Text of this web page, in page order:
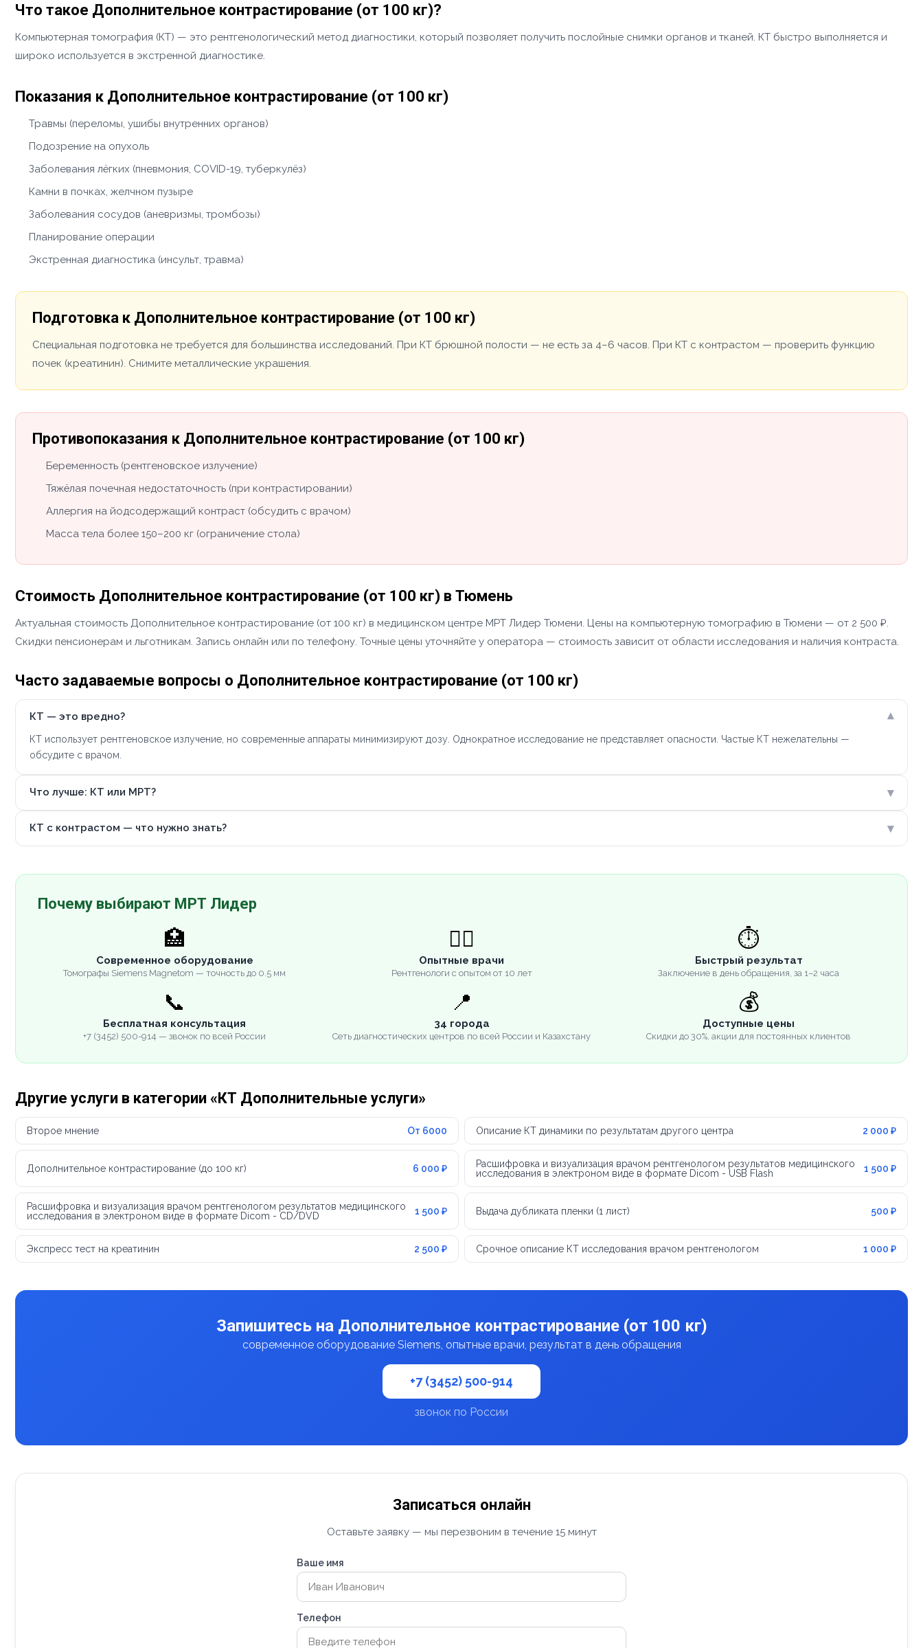
Что такое Дополнительное контрастирование (от 100 кг)?
Компьютерная томография (КТ) — это рентгенологический метод диагностики, который позволяет получить послойные снимки органов и тканей. КТ быстро выполняется и
широко используется в экстренной диагностике.
Показания к Дополнительное контрастирование (от 100 кг)
Травмы (переломы, ушибы внутренних органов)
Подозрение на опухоль
Заболевания лёгких (пневмония, COVID-19, туберкулёз)
Камни в почках, желчном пузыре
Заболевания сосудов (аневризмы, тромбозы)
Планирование операции
Экстренная диагностика (инсульт, травма)
Подготовка к Дополнительное контрастирование (от 100 кг)
Специальная подготовка не требуется для большинства исследований. При КТ брюшной полости — не есть за 4–6 часов. При КТ с контрастом — проверить функцию
почек (креатинин). Снимите металлические украшения.
Противопоказания к Дополнительное контрастирование (от 100 кг)
Беременность (рентгеновское излучение)
Тяжёлая почечная недостаточность (при контрастировании)
Аллергия на йодсодержащий контраст (обсудить с врачом)
Масса тела более 150–200 кг (ограничение стола)
Стоимость Дополнительное контрастирование (от 100 кг) в Тюмень
Актуальная стоимость Дополнительное контрастирование (от 100 кг) в медицинском центре МРТ Лидер Тюмени. Цены на компьютерную томографию в Тюмени — от 2 500 ₽.
Скидки пенсионерам и льготникам. Запись онлайн или по телефону. Точные цены уточняйте у оператора — стоимость зависит от области исследования и наличия контраста.
Часто задаваемые вопросы о Дополнительное контрастирование (от 100 кг)
КТ — это вредно? ▾
КТ использует рентгеновское излучение, но современные аппараты минимизируют дозу. Однократное исследование не представляет опасности. Частые КТ нежелательны —
обсудите с врачом.
Что лучше: КТ или МРТ? ▾
КТ с контрастом — что нужно знать? ▾
Почему выбирают МРТ Лидер
🏥
Современное оборудование
Томографы Siemens Magnetom — точность до 0.5 мм
👨‍⚕️
Опытные врачи
Рентгенологи с опытом от 10 лет
⏱️
Быстрый результат
Заключение в день обращения, за 1–2 часа
📞
Бесплатная консультация
+7 (3452) 500-914 — звонок по всей России
📍
34 города
Сеть диагностических центров по всей России и Казахстану
💰
Доступные цены
Скидки до 30%, акции для постоянных клиентов
Другие услуги в категории «КТ Дополнительные услуги»
Второе мнение От 6000 Описание КТ динамики по результатам другого центра 2 000 ₽
Дополнительное контрастирование (до 100 кг) 6 000 ₽
Расшифровка и визуализация врачом рентгенологом результатов медицинского
исследования в электроном виде в формате Dicom - USB Flash
1 500 ₽
Расшифровка и визуализация врачом рентгенологом результатов медицинского
исследования в электроном виде в формате Dicom - CD/DVD
1 500 ₽ Выдача дубликата пленки (1 лист) 500 ₽
Экспресс тест на креатинин 2 500 ₽ Срочное описание КТ исследования врачом рентгенологом 1 000 ₽
Запишитесь на Дополнительное контрастирование (от 100 кг)
современное оборудование Siemens, опытные врачи, результат в день обращения
+7 (3452) 500-914
звонок по России
Записаться онлайн
Оставьте заявку — мы перезвоним в течение 15 минут
Ваше имя
Телефон